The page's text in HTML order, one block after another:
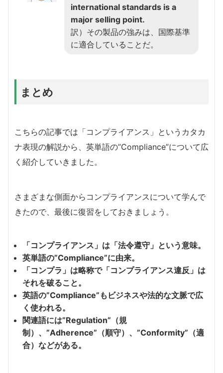
international standards is a
major selling point.
訳）その製品の強みは、国際基準
に適合していることだ。
まとめ
こちらの記事では「コンプライアンス」というカタカ
ナ表現の解説から、英単語の”Compliance”について広
く紹介していきました。
さまざまな側面からコンプライアンスについて学んで
きたので、最後に復習をしておきましょう。
「コンプライアンス」は「法令遵守」という意味。
英単語の”Compliance”に由来。
「コンプラ」は略称で「コンプライアンス違反」は
それを破ること。
英語の”Compliance”もビジネスや法的な文脈で広
く使われる。
関連語には”Regulation”（規
制）、”Adherence”（順守）、”Conformity”（適
合）などがある。